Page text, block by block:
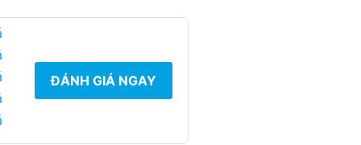
ĐÁNH GIÁ NGAY